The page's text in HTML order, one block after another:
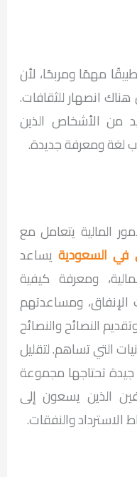
مهمًا ومربحًا، لأن
هناك انصهار للثقافات.
من الأشخاص الذين
لغة ومعرفة جديدة.
المالية يتعامل مع
في السعودية يساعد
ومعرفة كيفية
الإنفاق، ومساعدتهم
النصائح والنصائح
التي تساهم. لتقليل
تحتاجها مجموعة
الذين يسعون إلى
الاسترداد والنفقات.